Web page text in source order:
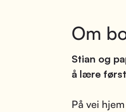
Om
Stian og
å lære
På vei